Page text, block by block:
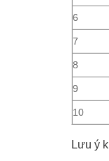
6
7
8
9
10
Lưu ý